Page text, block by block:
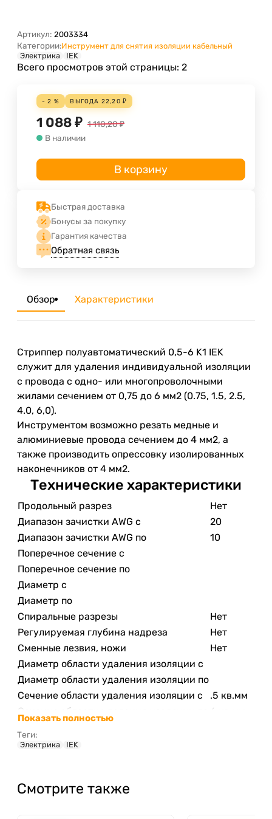
Артикул: 2003334
Категории:Инструмент для снятия изоляции кабельный
Электрика
IEK
Всего просмотров этой страницы: 2
- 2 % ВЫГОДА 22,20 ₽
1 088 ₽ 1 110,20₽
В наличии
В корзину
Быстрая доставка
Бонусы за покупку
Гарантия качества
Обратная связь
Обзор Характеристики
Стриппер полуавтоматический 0,5-6 K1 IEK
служит для удаления индивидуальной изоляции
с провода с одно- или многопроволочными
жилами сечением от 0,75 до 6 мм2 (0.75, 1.5, 2.5,
4.0, 6,0).
Инструментом возможно резать медные и
алюминиевые провода сечением до 4 мм2, а
также производить опрессовку изолированных
наконечников от 4 мм2.
Технические характеристики
Продольный разрез
Нет
Диапазон зачистки AWG с
20
Диапазон зачистки AWG по
10
Поперечное сечение с
Поперечное сечение по
Диаметр с
Диаметр по
Спиральные разрезы
Нет
Регулируемая глубина надреза
Нет
Сменные лезвия, ножи
Нет
Диаметр области удаления изоляции с
Диаметр области удаления изоляции по
Сечение области удаления изоляции с
.5 кв.мм
Сечение области удаления изоляции по
6 кв.мм
Показать полностью
Теги:
Электрика IEK
Смотрите также